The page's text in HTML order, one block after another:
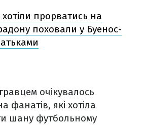
прорватись на
поховали у Буенос-
очікувалось
фанатів, які хотіла
шану футбольному